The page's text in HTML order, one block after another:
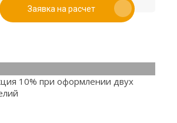
Заявка на расчет